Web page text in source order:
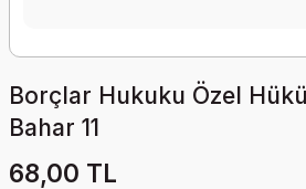
Borçlar Hukuku Özel
Bahar 11
68,00 TL